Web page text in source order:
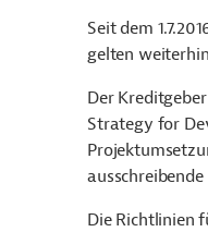
Seit dem
gelten
Der
Strategy for
Die Richtlinien